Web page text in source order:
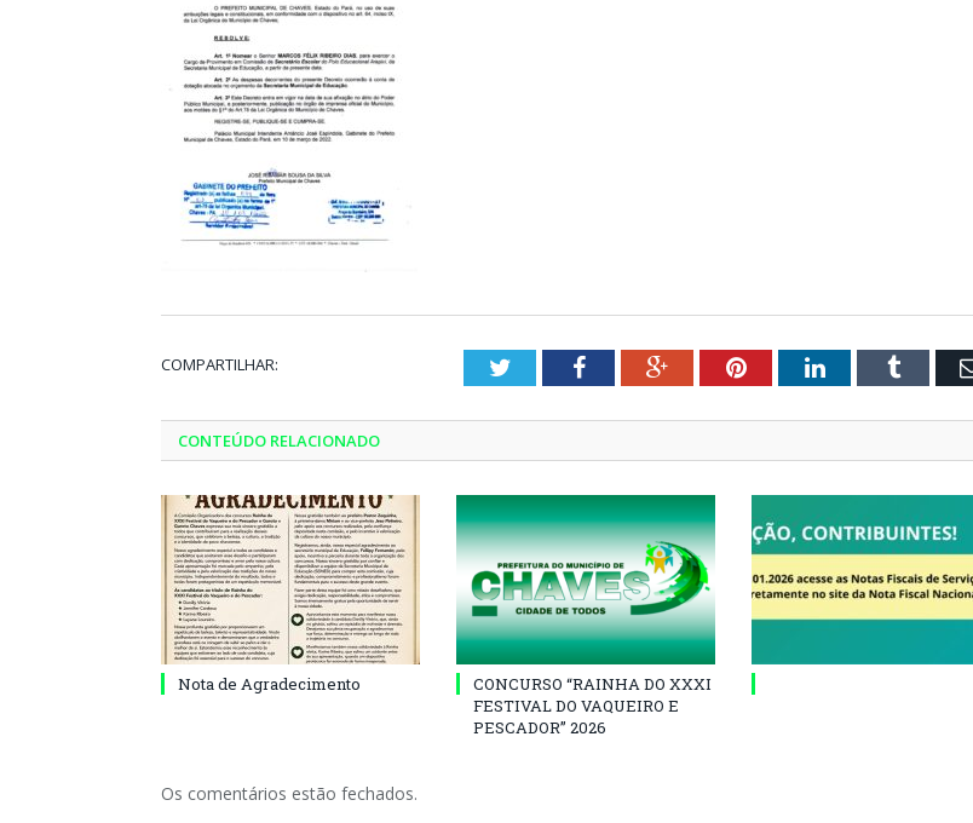
COMPARTILHAR: TwitterFacebookGoogle+PinterestLinkedInTumblr
CONTEÚDO RELACIONADO
Nota de Agradecimento
CONCURSO “RAINHA DO XXXI
FESTIVAL DO VAQUEIRO E
PESCADOR” 2026
Os comentários estão fechados.